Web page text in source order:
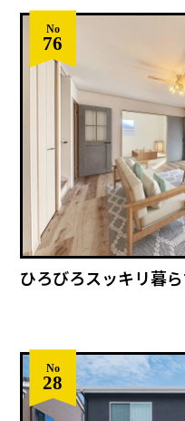
No
76
ひろびろスッキリ暮
No
28